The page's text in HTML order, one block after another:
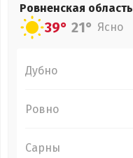
Ровненская область
39° 21° Ясно
Дубно
Ровно
Сарны